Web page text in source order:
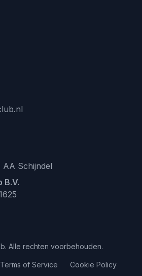
Schijndel
B.V.
Alle rechten voorbehouden.
Terms of Service Cookie Policy